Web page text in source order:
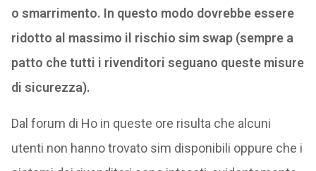
o smarrimento. In questo modo dovrebbe essere
ridotto al massimo il rischio sim swap (sempre a
patto che tutti i rivenditori seguano queste misure
di sicurezza).
Dal forum di Ho in queste ore risulta che alcuni
utenti non hanno trovato sim disponibili oppure che i